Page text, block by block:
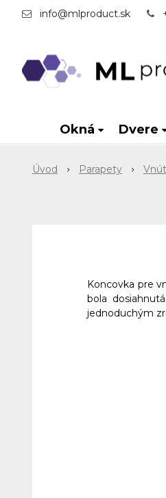
info@mlproduct.sk
Okná Dvere
Úvod Parapety
Koncovka pre
bola